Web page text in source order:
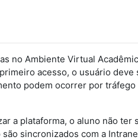
Ambiente Virtual
acesso, o usuário
podem ocorrer por
a plataforma, o aluno não
sincronizados com a